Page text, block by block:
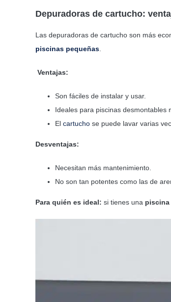
Depuradoras de cartucho:
Las depuradoras de cartucho son más
piscinas pequeñas.
Ventajas:
Son fáciles de instalar y usar.
Ideales para piscinas desmontables
Elcartuchose puede lavar varias
Desventajas:
Necesitan más mantenimiento.
No son tan potentes como las de
Para quién es ideal: si tienes una piscina